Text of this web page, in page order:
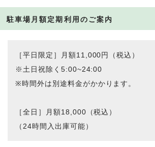
駐車場月額定期利用のご案内
［平日限定］月額11,000円（税込）
※土日祝除く5:00~24:00
※時間外は別途料金がかかります。
［全日］月額18,000（税込）
（24時間入出庫可能）